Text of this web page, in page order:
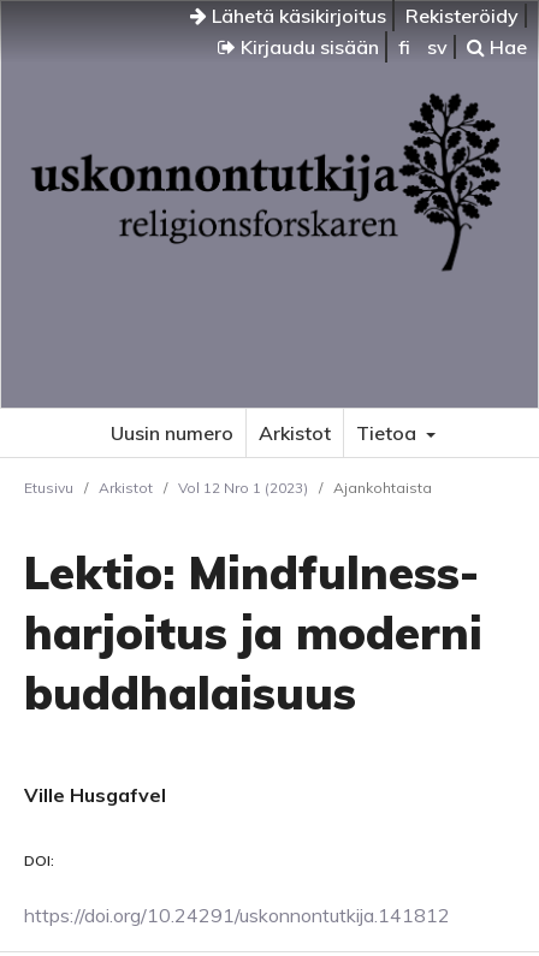
Lähetä käsikirjoitus
Rekisteröidy
Kirjaudu sisään
fi sv Hae
Uusin numero Arkistot Tietoa
Etusivu / Arkistot / Vol 12 Nro 1 (2023) / Ajankohtaista
Lektio: Mindfulness-
harjoitus ja moderni
buddhalaisuus
Ville Husgafvel
DOI:
https://doi.org/10.24291/uskonnontutkija.141812